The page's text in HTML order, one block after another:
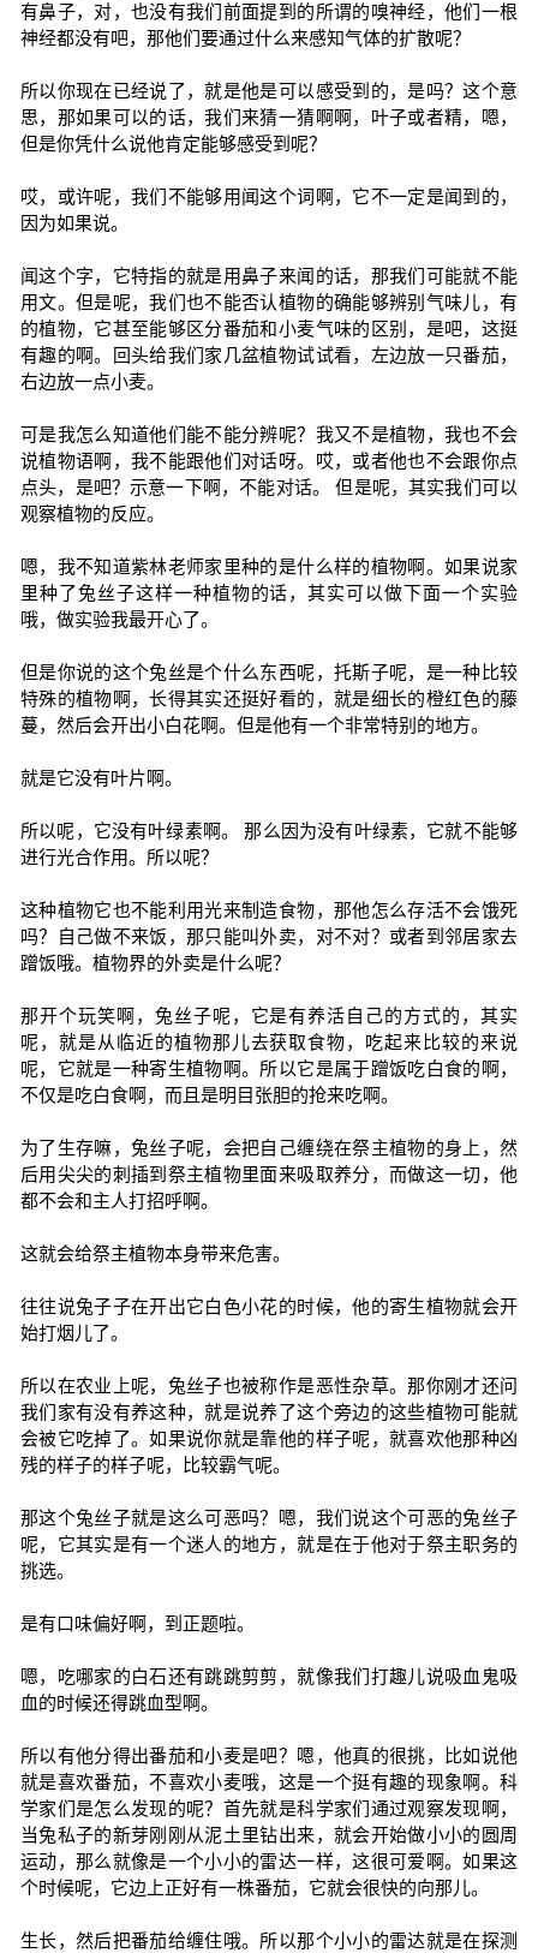
有鼻子，对，也没有我们前面提到的所谓的嗅神经，他们一根
神经都没有吧，那他们要通过什么来感知气体的扩散呢？
所以你现在已经说了，就是他是可以感受到的，是吗？这个意
思，那如果可以的话，我们来猜一猜啊啊，叶子或者精，嗯，
但是你凭什么说他肯定能够感受到呢？
哎，或许呢，我们不能够用闻这个词啊，它不一定是闻到的，
因为如果说。
闻这个字，它特指的就是用鼻子来闻的话，那我们可能就不能
用文。但是呢，我们也不能否认植物的确能够辨别气味儿，有
的植物，它甚至能够区分番茄和小麦气味的区别，是吧，这挺
有趣的啊。回头给我们家几盆植物试试看，左边放一只番茄，
右边放一点小麦。
可是我怎么知道他们能不能分辨呢？我又不是植物，我也不会
说植物语啊，我不能跟他们对话呀。哎，或者他也不会跟你点
点头，是吧？示意一下啊，不能对话。 但是呢，其实我们可以
观察植物的反应。
嗯，我不知道紫林老师家里种的是什么样的植物啊。如果说家
里种了兔丝子这样一种植物的话，其实可以做下面一个实验
哦，做实验我最开心了。
但是你说的这个兔丝是个什么东西呢，托斯子呢，是一种比较
特殊的植物啊，长得其实还挺好看的，就是细长的橙红色的藤
蔓，然后会开出小白花啊。但是他有一个非常特别的地方。
就是它没有叶片啊。
所以呢，它没有叶绿素啊。 那么因为没有叶绿素，它就不能够
进行光合作用。所以呢？
这种植物它也不能利用光来制造食物，那他怎么存活不会饿死
吗？自己做不来饭，那只能叫外卖，对不对？或者到邻居家去
蹭饭哦。植物界的外卖是什么呢？
那开个玩笑啊，兔丝子呢，它是有养活自己的方式的，其实
呢，就是从临近的植物那儿去获取食物，吃起来比较的来说
呢，它就是一种寄生植物啊。所以它是属于蹭饭吃白食的啊，
不仅是吃白食啊，而且是明目张胆的抢来吃啊。
为了生存嘛，兔丝子呢，会把自己缠绕在祭主植物的身上，然
后用尖尖的刺插到祭主植物里面来吸取养分，而做这一切，他
都不会和主人打招呼啊。
这就会给祭主植物本身带来危害。
往往说兔子子在开出它白色小花的时候，他的寄生植物就会开
始打烟儿了。
所以在农业上呢，兔丝子也被称作是恶性杂草。那你刚才还问
我们家有没有养这种，就是说养了这个旁边的这些植物可能就
会被它吃掉了。如果说你就是靠他的样子呢，就喜欢他那种凶
残的样子的样子呢，比较霸气呢。
那这个兔丝子就是这么可恶吗？嗯，我们说这个可恶的兔丝子
呢，它其实是有一个迷人的地方，就是在于他对于祭主职务的
挑选。
是有口味偏好啊，到正题啦。
嗯，吃哪家的白石还有跳跳剪剪，就像我们打趣儿说吸血鬼吸
血的时候还得跳血型啊。
所以有他分得出番茄和小麦是吧？嗯，他真的很挑，比如说他
就是喜欢番茄，不喜欢小麦哦，这是一个挺有趣的现象啊。科
学家们是怎么发现的呢？首先就是科学家们通过观察发现啊，
当兔私子的新芽刚刚从泥土里钻出来，就会开始做小小的圆周
运动，那么就像是一个小小的雷达一样，这很可爱啊。如果这
个时候呢，它边上正好有一株番茄，它就会很快的向那儿。
生长，然后把番茄给缠住哦。所以那个小小的雷达就是在探测